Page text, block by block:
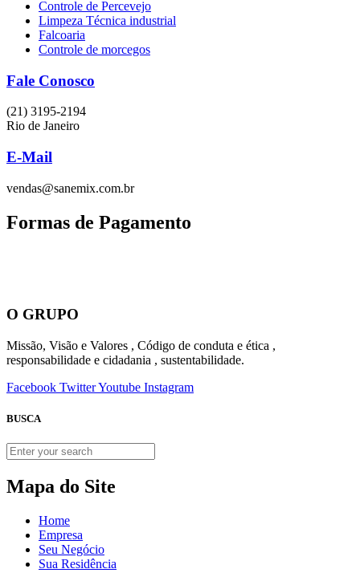
E-Mail
vendas@sanemix.com.br
Formas de Pagamento
O GRUPO
Missão, Visão e Valores , Código de conduta e ética ,
responsabilidade e cidadania , sustentabilidade.
Mapa do Site
Empresa
Sua Residência
Contato
Tabalhe Conosco
Principais Serviços
Controle de Pragas
Controle de Pombos
Captura de Pombos